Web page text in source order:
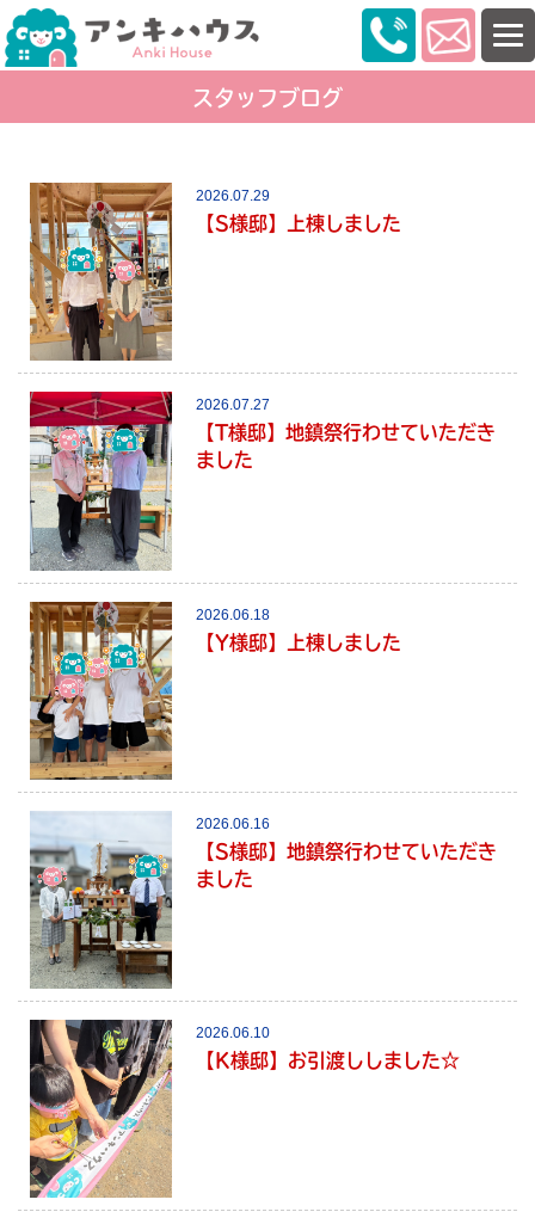
スタッフブログ
2026.07.29
【S様邸】上棟しました
2026.07.27
【T様邸】地鎮祭行わせていただき
ました
2026.06.18
【Y様邸】上棟しました
2026.06.16
【S様邸】地鎮祭行わせていただき
ました
2026.06.10
【K様邸】お引渡ししました☆